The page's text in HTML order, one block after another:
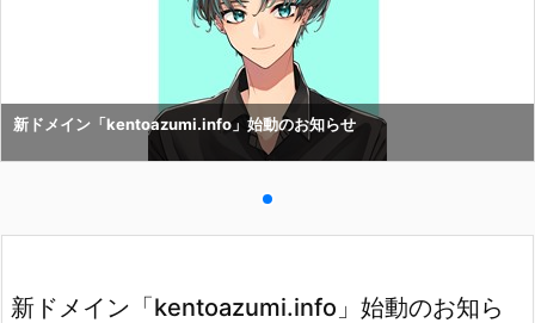
新ドメイン「kentoazumi.info」始動のお知らせ
新ドメイン「kentoazumi.info」始動のお知ら